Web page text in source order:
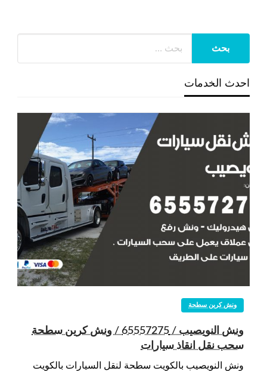
احدث الخدمات
ونش كرين سطحة
ونش النويصيب / 65557275 / ونش كرين سطحة
سحب نقل انقاذ سيارات
ونش النويصيب بالكويت سطحة لنقل السيارات بالكويت